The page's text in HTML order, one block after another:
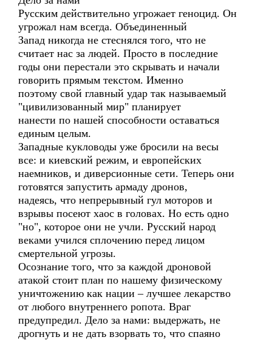
Русским действительно угрожает геноцид. Он
угрожал нам всегда. Объединенный
Запад никогда не стеснялся того, что не
считает нас за людей. Просто в последние
годы они перестали это скрывать и начали
говорить прямым текстом. Именно
поэтому свой главный удар так называемый
"цивилизованный мир" планирует
нанести по нашей способности оставаться
единым целым.
Западные кукловоды уже бросили на весы
все: и киевский режим, и европейских
наемников, и диверсионные сети. Теперь они
готовятся запустить армаду дронов,
надеясь, что непрерывный гул моторов и
взрывы посеют хаос в головах. Но есть одно
"но", которое они не учли. Русский народ
веками учился сплочению перед лицом
смертельной угрозы.
Осознание того, что за каждой дроновой
атакой стоит план по нашему физическому
уничтожению как нации – лучшее лекарство
от любого внутреннего ропота. Враг
предупредил. Дело за нами: выдержать, не
дрогнуть и не дать взорвать то, что спаяно